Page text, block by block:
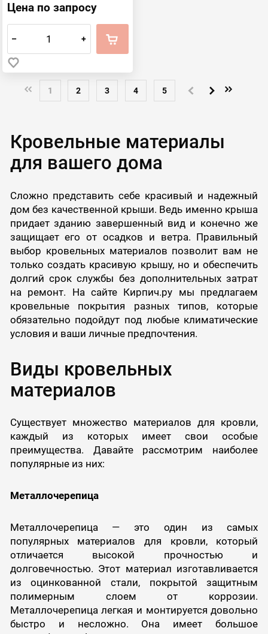
Цена по запросу
– +
1 2 3 4 5
Кровельные материалы
для вашего дома
Сложно представить себе красивый и надежный
дом без качественной крыши. Ведь именно крыша
придает зданию завершенный вид и конечно же
защищает его от осадков и ветра. Правильный
выбор кровельных материалов позволит вам не
только создать красивую крышу, но и обеспечить
долгий срок службы без дополнительных затрат
на ремонт. На сайте Кирпич.ру мы предлагаем
кровельные покрытия разных типов, которые
обязательно подойдут под любые климатические
условия и ваши личные предпочтения.
Виды кровельных
материалов
Существует множество материалов для кровли,
каждый из которых имеет свои особые
преимущества. Давайте рассмотрим наиболее
популярные из них:
Металлочерепица
Металлочерепица — это один из самых
популярных материалов для кровли, который
отличается высокой прочностью и
долговечностью. Этот материал изготавливается
из оцинкованной стали, покрытой защитным
полимерным слоем от коррозии.
Металлочерепица легкая и монтируется довольно
быстро и несложно. Она имеет большое